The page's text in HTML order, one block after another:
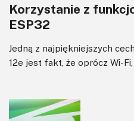
Korzystanie z
ESP32
Jedną z najpiękniejszych
12e jest fakt, że oprócz Wi-